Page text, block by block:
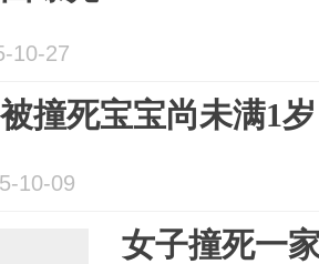
10-27
撞死宝宝尚未满1岁
10-09
女子撞死一